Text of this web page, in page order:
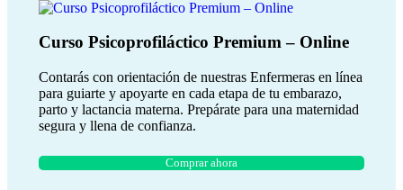
Curso Psicoprofiláctico Premium – Online
Contarás con orientación de nuestras Enfermeras en línea
para guiarte y apoyarte en cada etapa de tu embarazo,
parto y lactancia materna. Prepárate para una maternidad
segura y llena de confianza.
Comprar ahora